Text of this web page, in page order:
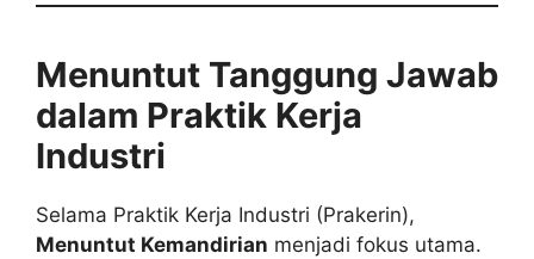
Menuntut Tanggung Jawab
dalam Praktik Kerja
Industri
Selama Praktik Kerja Industri (Prakerin),
Menuntut Kemandirian menjadi fokus utama.